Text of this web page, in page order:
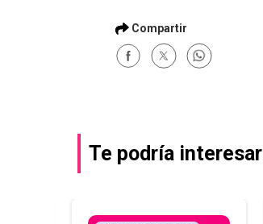
Te podría interesar